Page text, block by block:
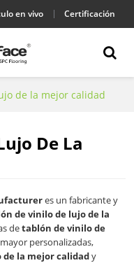
en vivo Certificación
de la mejor calidad
De La
es un fabricante y
de vinilo de lujo de la
detablón de vinilo de
personalizadas,
la mejor calidady